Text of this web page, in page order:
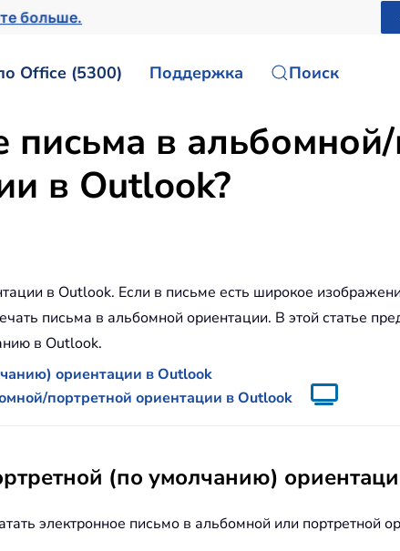
больше.
Office (5300) Поддержка Поиск
письма в
в Outlook?
в Outlook. Если в письме есть широкое
письма в альбомной ориентации. В этой статье
в Outlook.
ориентации в Outlook
портретной ориентации в Outlook
(по умолчанию)
электронное письмо в альбомной или портретной